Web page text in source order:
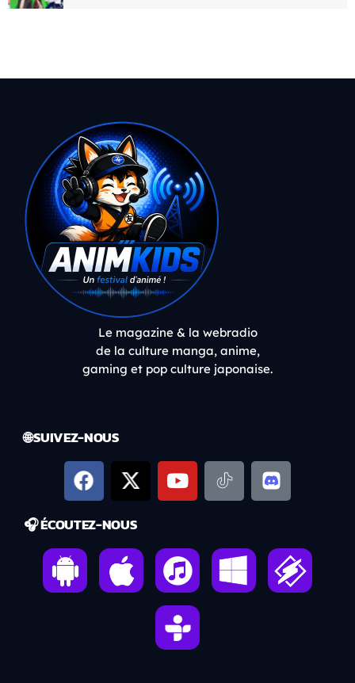
Le magazine & la webradio
de la culture manga, anime,
gaming et pop culture japonaise.
🌐 SUIVEZ-NOUS
🎧 ÉCOUTEZ-NOUS